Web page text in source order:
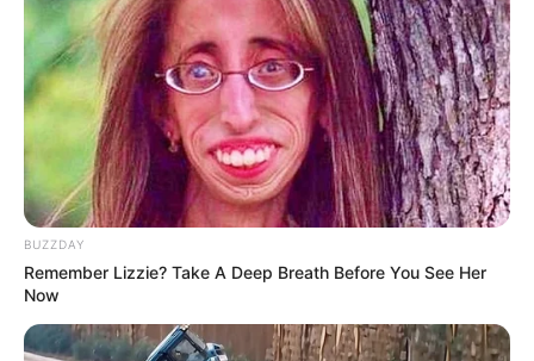
ΑΠΟΨΕΙΣ
Στημένο το επεισόδιο του
Πρωθυπουργού με την Ολλανδή
«δημοσιογράφο»
Στημένο το επεισόδιο του Πρωθυπουργού με την Ολλανδή
«δημοσιογράφο». Απ’ την αρχή «βρωμούσε» η υπόθεση. Είχε
αυτό το «κάτι» που μου έλεγε ότι «κάτι δεν...
BUZZDAY
Remember Lizzie? Take A Deep Breath Before You See Her
Now